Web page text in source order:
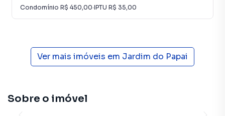
Condomínio R$ 450,00·IPTU R$ 35,00
Ver mais imóveis em Jardim do Papai
Sobre o imóvel